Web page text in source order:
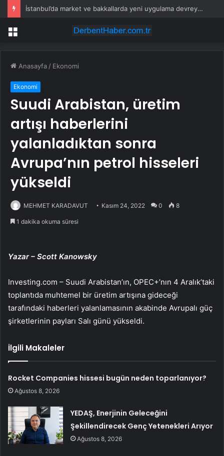
İstanbul’da market ve bakkallarda yeni uygulama devreye girdi
Menü
Anasayfa / Ekonomi
Ekonomi
Suudi Arabistan, üretim
artışı haberlerini
yalanladıktan sonra
Avrupa’nın petrol hisseleri
yükseldi
MEHMET KARADAVUT Kasım 24, 2022 0 8
1 dakika okuma süresi
Yazar – Scott Kanowsky
Investing.com – Suudi Arabistan’ın, OPEC+’nın 4 Aralık’taki
toplantıda muhtemel bir üretim artışına gideceği
tarafındaki haberleri yalanlamasının akabinde Avrupalı güç
şirketlerinin payları Salı günü yükseldi.
İlgili Makaleler
Rocket Companies hissesi bugün neden toparlanıyor?
Ağustos 8, 2026
YEDAŞ, Enerjinin Geleceğini
Şekillendirecek Genç Yetenekleri Arıyor
Ağustos 8, 2026